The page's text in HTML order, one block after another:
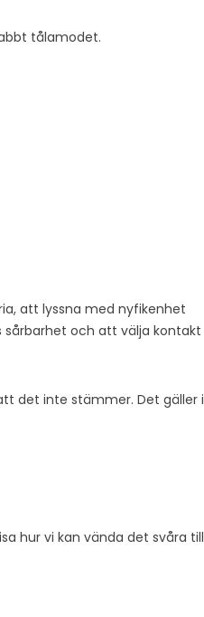
tålamodet.
att lyssna med nyfikenhet
och att välja kontakt
det inte stämmer. Det gäller i
hur vi kan vända det svåra till